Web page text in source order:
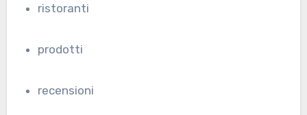
ristoranti
prodotti
recensioni